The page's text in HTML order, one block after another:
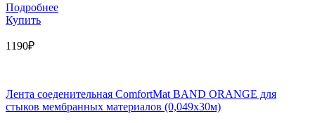
Подробнее
Купить
1190₽
Лента соеденительная ComfortMat BAND ORANGE для
стыков мембранных материалов (0,049х30м)